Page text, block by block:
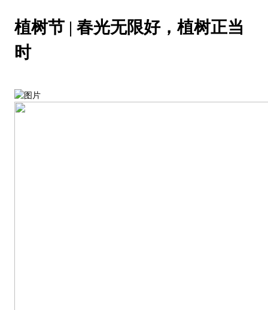
植树节 | 春光无限好，植树正当
时